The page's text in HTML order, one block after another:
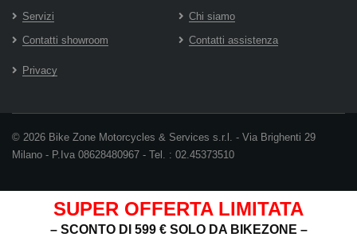
Servizi
Chi siamo
Contatti showroom
Contatti assistenza
Privacy
© 2026 Bike Zone Motorcycles & Services s.r.l. - Via Brighenti 29
Milano - P.Iva 08628480967 - Tel. : 02.45373510
SUPER OFFERTA LIMITATA
– SCONTO DI 599 € SOLO DA BIKEZONE –